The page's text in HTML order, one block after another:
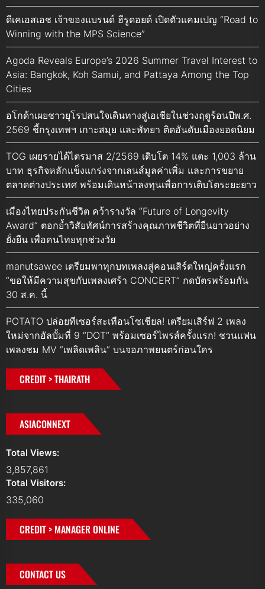
ดีเคเอสเอช เจ้าของแบรนด์ ฮีรูดอยด์ เปิดตัวแคมเปญ “Road to
Winning with the MPS Science”
Agoda Reveals Europe’s 2026 Summer Travel Interest to
Asia: Bangkok, Koh Samui, and Pattaya Among the Top
Cities
อโกด้าเผยชาวยุโรปสนใจเดินทางสู่เอเชียในช่วงฤดูร้อนปีพ.ศ.
2569 ชี้กรุงเทพฯ เกาะสมุย และพัทยา ติดอันดับเมืองยอดนิยม
TOG เผยรายได้ไตรมาส 2/2569 เติบโต 14% แตะ 1,003 ล้าน
บาท ธุรกิจหลักแข็งแกร่งจากเลนส์มูลค่าเพิ่ม และการขยาย
ตลาดต่างประเทศ พร้อมเดินหน้าลงทุนเพื่อการเติบโตระยะยาว
เมืองไทยประกันชีวิต คว้ารางวัล “Future of Longevity
Award” ตอกย้ำวิสัยทัศน์การสร้างคุณภาพชีวิตที่ยืนยาวอย่าง
ยั่งยืน เพื่อคนไทยทุกช่วงวัย
manutsawee เตรียมพาทุกบทเพลงสู่คอนเสิร์ตใหญ่ครั้งแรก
“ขอให้มีความสุขกับเพลงเศร้า CONCERT” กดบัตรพร้อมกัน
30 ส.ค. นี้
POTATO ปล่อยทีเซอร์สะเทือนโซเชียล! เตรียมเสิร์ฟ 2 เพลง
ใหม่จากอัลบั้มที่ 9 “DOT” พร้อมเซอร์ไพรส์ครั้งแรก! ชวนแฟน
เพลงชม MV “เพลิดเพลิน” บนจอภาพยนตร์ก่อนใคร
CREDIT > THAIRATH
ASIACONNEXT
Total Views:
3,857,861
Total Visitors:
335,060
CREDIT > MANAGER ONLINE
CONTACT US